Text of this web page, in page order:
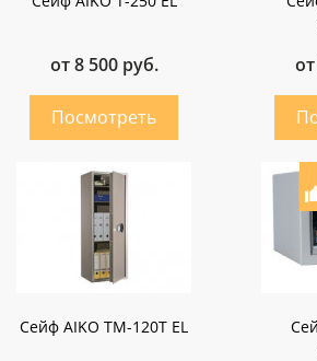
от 8 500 руб.
Сейф AIKO ТМ-120Т EL